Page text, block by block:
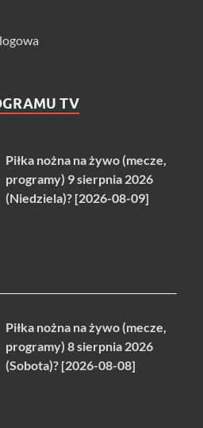
TV
Piłka nożna na żywo (mecze,
programy) 9 sierpnia 2026
(Niedziela)? [2026-08-09]
Piłka nożna na żywo (mecze,
programy) 8 sierpnia 2026
(Sobota)? [2026-08-08]